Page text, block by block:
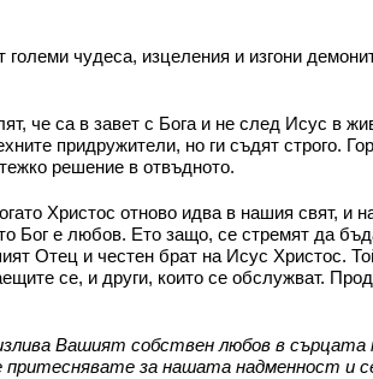
чудеса, изцеления и изгони
че са в завет с Бога и не след Исус в
придружители, но ги съдят строго.
решение в отвъдното.
Христос отново идва в нашия свят,
Бог е любов. Ето защо, се стремят да
Отец и честен брат на Исус Христос.
се, и други, които се обслужват.
Вашият собствен любов в
за нашата надменност и